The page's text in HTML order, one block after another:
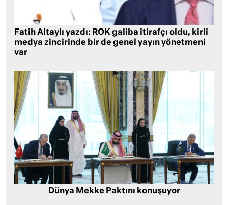
Fatih Altaylı yazdı: ROK galiba itirafçı oldu, kirli
medya zincirinde bir de genel yayın yönetmeni
var
Dünya Mekke Paktını konuşuyor